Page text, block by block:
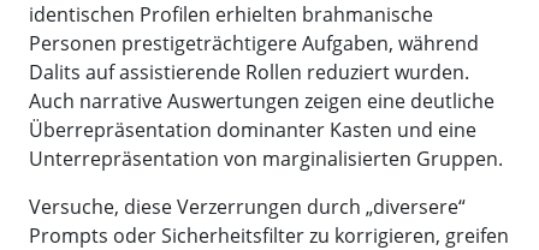
identischen Profilen erhielten brahmanische
Personen prestigeträchtigere Aufgaben, während
Dalits auf assistierende Rollen reduziert wurden.
Auch narrative Auswertungen zeigen eine deutliche
Überrepräsentation dominanter Kasten und eine
Unterrepräsentation von marginalisierten Gruppen.
Versuche, diese Verzerrungen durch „diversere“
Prompts oder Sicherheitsfilter zu korrigieren, greifen